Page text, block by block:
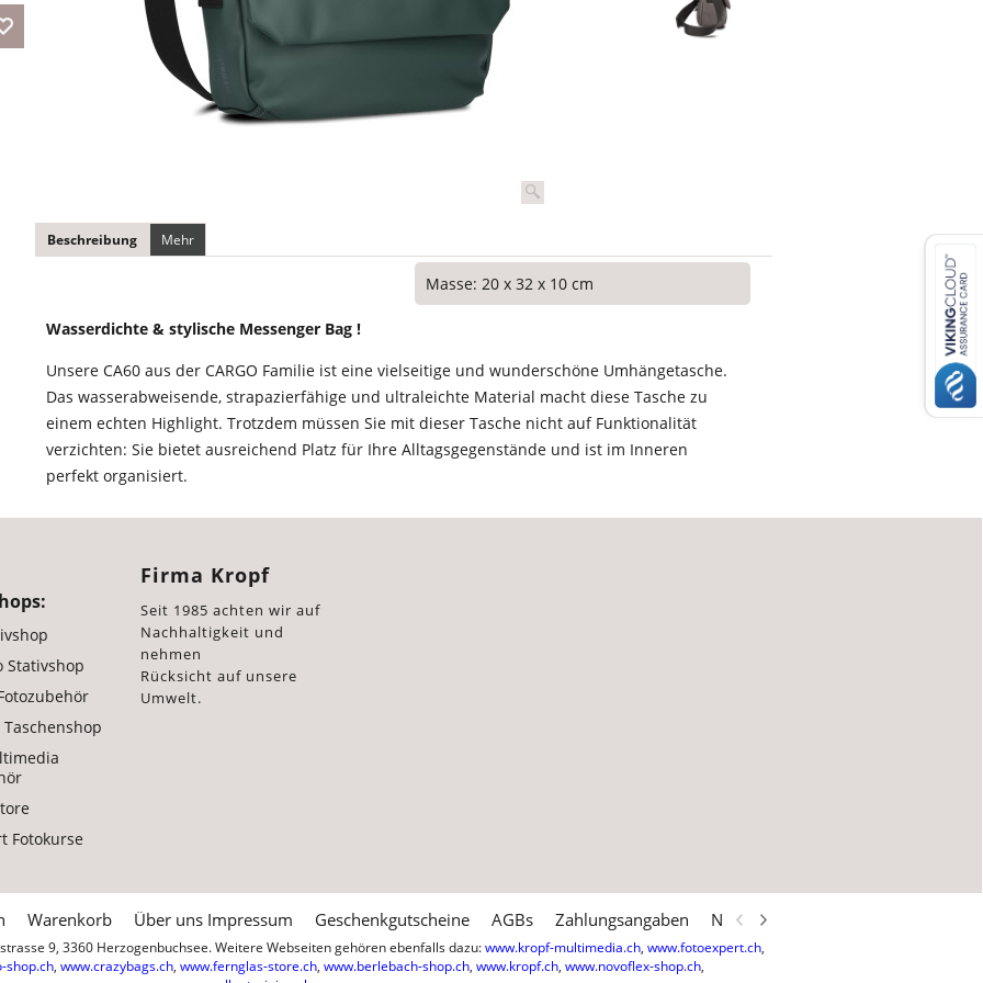
Beschreibung Mehr
Masse: 20 x 32 x 10 cm
Wasserdichte & stylische Messenger Bag !
Unsere CA60 aus der CARGO Familie ist eine vielseitige und wunderschöne Umhängetasche.
Das wasserabweisende, strapazierfähige und ultraleichte Material macht diese Tasche zu
einem echten Highlight. Trotzdem müssen Sie mit dieser Tasche nicht auf Funktionalität
verzichten: Sie bietet ausreichend Platz für Ihre Alltagsgegenstände und ist im Inneren
perfekt organisiert.
Stativshop
Fotokurse
Firma Kropf
Seit 1985 achten wir auf
Nachhaltigkeit und
nehmen
Rücksicht auf unsere
Umwelt.
Warenkorb Über uns Impressum Geschenkgutscheine AGBs Zahlungsangaben Newsletter
9, 3360 Herzogenbuchsee. Weitere Webseiten gehören ebenfalls dazu:www.kropf-multimedia.ch, www.fotoexpert.ch,
shop.ch, www.crazybags.ch, www.fernglas-store.ch, www.berlebach-shop.ch, www.kropf.ch, www.novoflex-shop.ch,